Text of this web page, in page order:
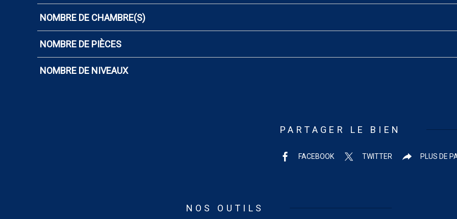
NOMBRE DE CHAMBRE(S)
NOMBRE DE PIÈCES
NOMBRE DE NIVEAUX
PARTAGER LE BIEN
FACEBOOK TWITTER PLUS DE
NOS OUTILS